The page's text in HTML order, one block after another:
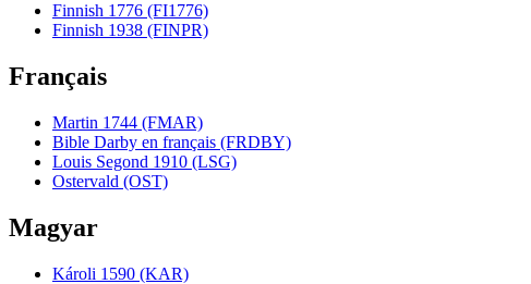
Finnish 1776 (FI1776)
Finnish 1938 (FINPR)
Français
Martin 1744 (FMAR)
Bible Darby en français (FRDBY)
Louis Segond 1910 (LSG)
Ostervald (OST)
Magyar
Károli 1590 (KAR)